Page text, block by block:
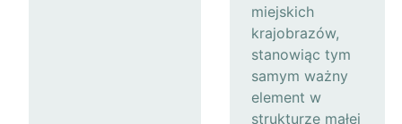
miejskich
krajobrazów,
stanowiąc tym
samym ważny
element w
strukturze małej